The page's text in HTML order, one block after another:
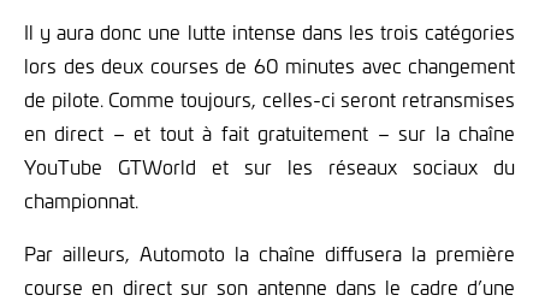
Il y aura donc une lutte intense dans les trois catégories
lors des deux courses de 60 minutes avec changement
de pilote. Comme toujours, celles-ci seront retransmises
en direct – et tout à fait gratuitement – sur la chaîne
YouTube GTWorld et sur les réseaux sociaux du
championnat.
Par ailleurs, Automoto la chaîne diffusera la première
course en direct sur son antenne dans le cadre d’une